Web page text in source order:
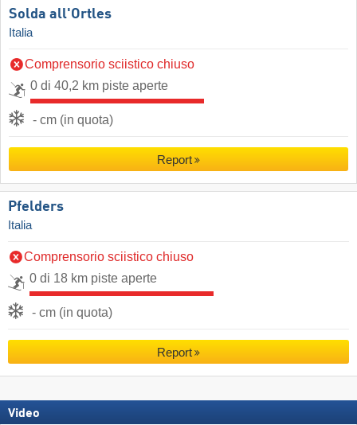
Solda all'Ortles
Italia
Comprensorio sciistico chiuso
0 di 40,2 km piste aperte
- cm (in quota)
Report
Pfelders
Italia
Comprensorio sciistico chiuso
0 di 18 km piste aperte
- cm (in quota)
Report
Video